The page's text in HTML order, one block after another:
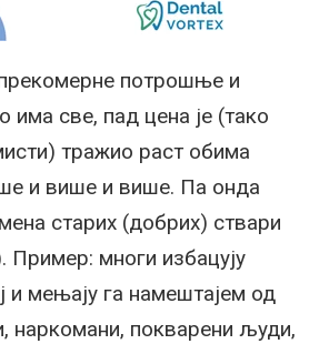
потрошње и
има све, пад цена је (тако
тражио раст обима
и више и више. Па онда
старих (добрих) ствари
Пример: многи избацују
и мењају га намештајем од
наркомани, покварени људи,